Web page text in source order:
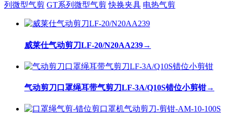
列微型气剪 GT系列微型气剪 快换夹具 电热气剪
威莱仕气动剪刀LF-20/N20AA239→
气动剪刀口罩绳耳带气剪刀LF-3A/Q10S错位小剪钳→